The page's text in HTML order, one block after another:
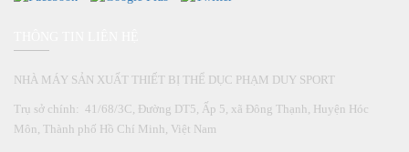
NHÀ MÁY SẢN XUẤT THIẾT BỊ THỂ DỤC PHẠM DUY SPORT
Trụ sở chính: 41/68/3C, Đường DT5, Ấp 5, xã Đông Thạnh, Huyện Hóc
Môn, Thành phố Hồ Chí Minh, Việt Nam